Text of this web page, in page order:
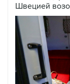
Швецией